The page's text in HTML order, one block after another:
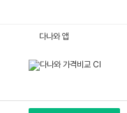
다나와 앱